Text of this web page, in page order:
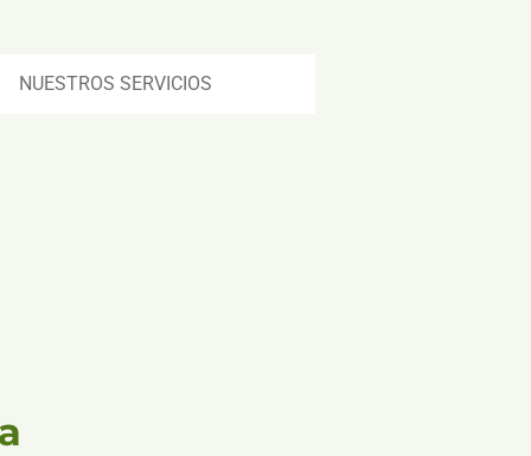
NUESTROS SERVICIOS